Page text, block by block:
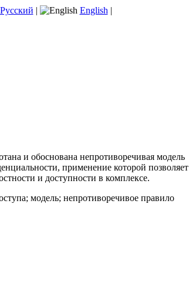
Русский | English |
и обоснована непротиворечивая модель
применение которой позволяет
и доступности в комплексе.
модель; непротиворечивое правило